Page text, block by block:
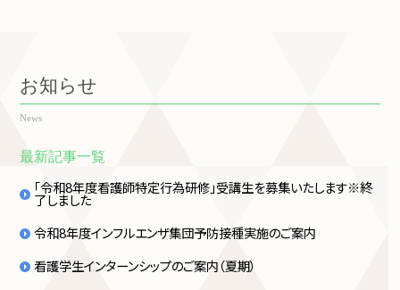
お知らせ
News
最新記事一覧
「令和8年度看護師特定行為研修」受講生を募集いたします※終
了しました
令和8年度インフルエンザ集団予防接種実施のご案内
看護学生インターンシップのご案内（夏期）